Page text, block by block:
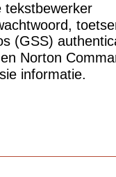
tekstbewerker
(GSS)
Norton
informatie.